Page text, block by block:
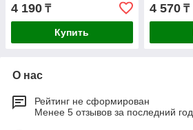
4 190 ₸
Купить
4 570₸
О нас
Рейтинг не сформирован
Менее 5 отзывов за последний год